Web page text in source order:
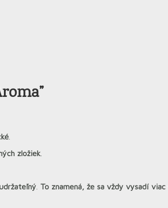
zložiek
To znamená, že sa vždy vysadí